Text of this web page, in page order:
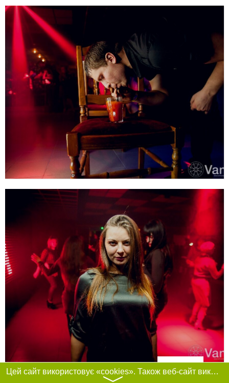
Фільтри
Цей сайт використовує «cookies». Також веб-сайт використовує інтернет-сервіс для збору технічних даних стосовно відвідувачів з метою отримання маркетингової та статистичної інформації. Умови обробки даних відвідувачів сайту див.
〉